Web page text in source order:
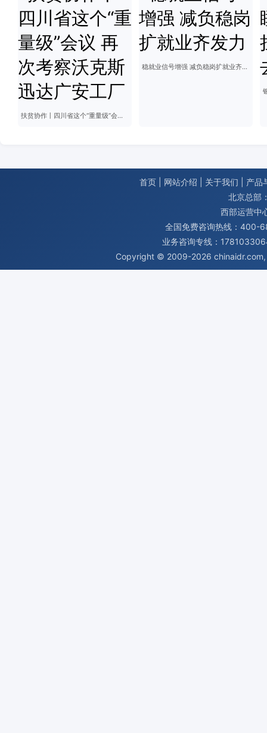
扶贫协作丨四川省这个“重量级”会议 再次考察沃克斯迅达广安工厂
稳就业信号增强 减负稳岗扩就业齐发力
首页 网站介绍 关于我们
产品
北京总部
西部运营中
全国免费咨询热线：400-
业务咨询专线：
Copyright © 2009-2026 chinaidr.com